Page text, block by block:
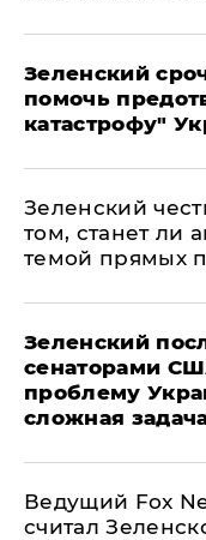
Зеленский
помочь
катастрофу"
Зеленский
том, станет ли
темой прямых
Зеленский
сенаторами
проблему
сложная
Ведущий Fox
считал